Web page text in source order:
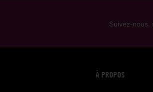
Suivez-nous,
À PROPOS